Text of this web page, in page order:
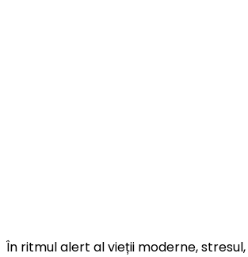
În ritmul alert al vieții moderne,